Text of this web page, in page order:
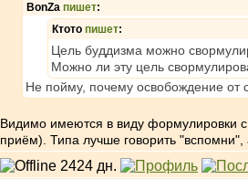
BonZa пишет:
Ктото пишет:
Цель буддизма можно
Можно ли эту цель
Не пойму, почему освобождение от
Видимо имеются в виду формулировки с
приём). Типа лучше говорить "вспомни",